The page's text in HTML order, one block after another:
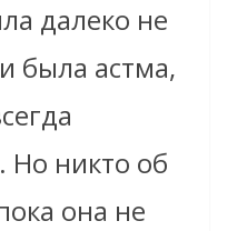
далеко не
была астма,
Но никто об
она не